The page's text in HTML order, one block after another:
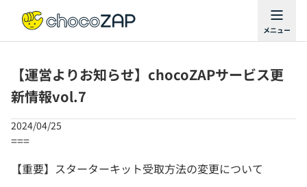
【運営よりお知らせ】chocoZAPサービス更
新情報vol.7
2024/04/25
===
【重要】スターターキット受取方法の変更について